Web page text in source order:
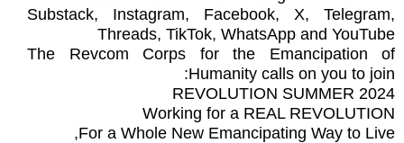
Substack, Instagram, Facebook, X, Telegram,
Threads, TikTok, WhatsApp and YouTube
The Revcom Corps for the Emancipation of
Humanity calls on you to join:
REVOLUTION SUMMER 2024
Working for a REAL REVOLUTION
For a Whole New Emancipating Way to Live,